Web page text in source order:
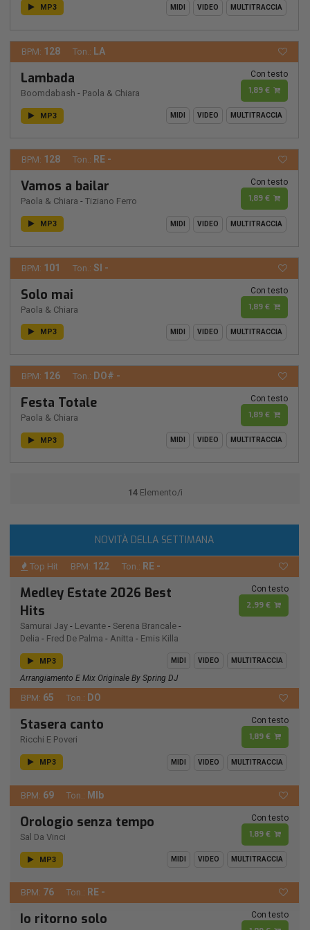
MP3 MIDI VIDEO MULTITRACCIA
BPM: 128 Ton.: LA
Lambada
Boomdabash - Paola & Chiara
Con testo
1,89 €
MP3 MIDI VIDEO MULTITRACCIA
BPM: 128 Ton.: RE -
Vamos a bailar
Paola & Chiara - Tiziano Ferro
Con testo
1,89 €
MP3 MIDI VIDEO MULTITRACCIA
BPM: 101 Ton.: SI -
Solo mai
Paola & Chiara
Con testo
1,89 €
MP3 MIDI VIDEO MULTITRACCIA
BPM: 126 Ton.: DO# -
Festa Totale
Paola & Chiara
Con testo
1,89 €
MP3 MIDI VIDEO MULTITRACCIA
14Elemento/i
NOVITÀ DELLA SETTIMANA
Top Hit BPM: 122 Ton.: RE -
Medley Estate 2026 Best
Hits
Samurai Jay - Levante - Serena Brancale -
Delia - Fred De Palma - Anitta - Emis Killa
Con testo
2,99 €
MP3 MIDI VIDEO MULTITRACCIA
Arrangiamento E Mix Originale By Spring DJ
BPM: 65 Ton.: DO
Stasera canto
Ricchi E Poveri
Con testo
1,89 €
MP3 MIDI VIDEO MULTITRACCIA
BPM: 69 Ton.: MIb
Orologio senza tempo
Sal Da Vinci
Con testo
1,89 €
MP3 MIDI VIDEO MULTITRACCIA
BPM: 76 Ton.: RE -
Io ritorno solo Con testo